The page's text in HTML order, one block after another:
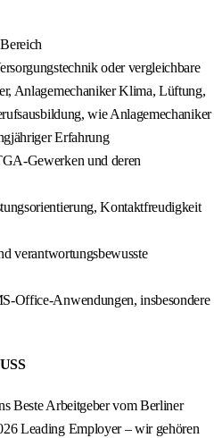
oder vergleichbare
Anlagemechaniker Klima, Lüftung,
wie Anlagemechaniker
Erfahrung
Gewerken und deren
Kontaktfreudigkeit
verantwortungsbewusste
Office-Anwendungen, insbesondere
Beste Arbeitgeber vom Berliner
Leading Employer – wir gehören